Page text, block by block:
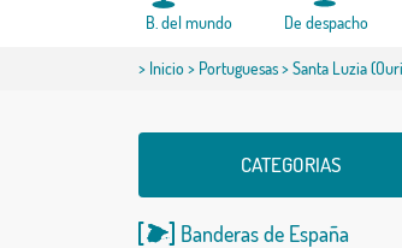
B. del mundo De despacho
> Inicio> Portuguesas> Santa Luzia
CATEGORIAS
Banderas de España